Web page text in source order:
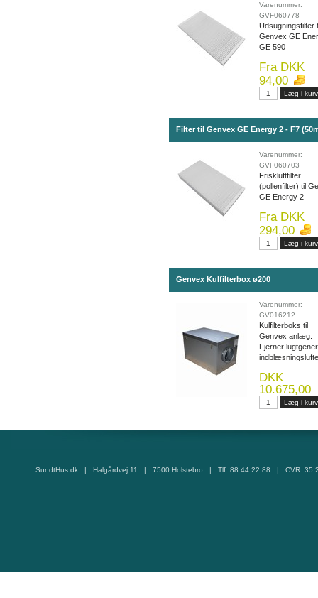
Varenummer:
GVF060778
Udsugningsfilter
Genvex GE
GE 590
Fra DKK
94,00
Filter til Genvex GE Energy 2 - F7
Varenummer:
GVF060703
Friskluftfilter
(pollenfilter) til
GE Energy 2
Fra DKK
294,00
Genvex Kulfilterbox ø200
Varenummer:
GV016212
Kulfilterboks til
Genvex anlæg.
Fjerner
DKK
10.675,00
SundtHus.dk | Halgårdvej 11 | 7500 Holstebro | Tlf: 88 44 22 88 | CVR: